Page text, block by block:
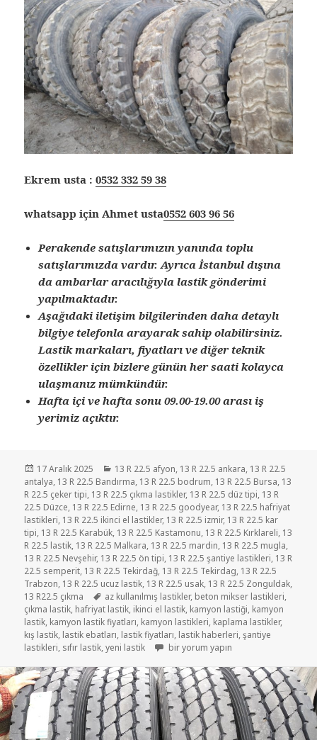
Ekrem usta :0532 332 59 38
whatsapp için Ahmet usta0552 603 96 56
Perakende satışlarımızın yanında toplu
satışlarımızda vardır. Ayrıca İstanbul dışına
da ambarlar aracılığıyla lastik gönderimi
yapılmaktadır.
Aşağıdaki iletişim bilgilerinden daha detaylı
bilgiye telefonla arayarak sahip olabilirsiniz.
Lastik markaları, fiyatları ve diğer teknik
özellikler için bizlere günün her saati kolayca
ulaşmanız mümkündür.
Hafta içi ve hafta sonu 09.00-19.00 arası iş
yerimiz açıktır.
Yayın
tarihi
17 Aralık 2025 Kategoriler
13 R 22.5 afyon, 13 R 22.5 ankara, 13 R 22.5
antalya, 13 R 22.5 Bandırma, 13 R 22.5 bodrum, 13 R 22.5 Bursa, 13
R 22.5 çeker tipi, 13 R 22.5 çıkma lastikler, 13 R 22.5 düz tipi, 13 R
22.5 Düzce, 13 R 22.5 Edirne, 13 R 22.5 goodyear, 13 R 22.5 hafriyat
lastikleri, 13 R 22.5 ikinci el lastikler, 13 R 22.5 izmir, 13 R 22.5 kar
tipi, 13 R 22.5 Karabük, 13 R 22.5 Kastamonu, 13 R 22.5 Kırklareli, 13
R 22.5 lastik, 13 R 22.5 Malkara, 13 R 22.5 mardin, 13 R 22.5 mugla,
13 R 22.5 Nevşehir, 13 R 22.5 ön tipi, 13 R 22.5 şantiye lastikleri, 13 R
22.5 semperit, 13 R 22.5 Tekirdağ, 13 R 22.5 Tekirdag, 13 R 22.5
Trabzon, 13 R 22.5 ucuz lastik, 13 R 22.5 usak, 13 R 22.5 Zonguldak,
13 R22.5 çıkma
Etiketler
az kullanılmış lastikler, beton mikser lastikleri,
çıkma lastik, hafriyat lastik, ikinci el lastik, kamyon lastiği, kamyon
lastik, kamyon lastik fiyatları, kamyon lastikleri, kaplama lastikler,
kış lastik, lastik ebatları, lastik fiyatları, lastik haberleri,şantiye
lastikleri, sıfır lastik,yeni lastik 13R22.5 HAFRİYAT LASTİK için
bir yorum yapın